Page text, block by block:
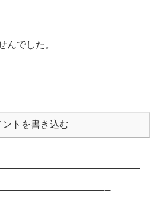
んでした。
ントを書き込む